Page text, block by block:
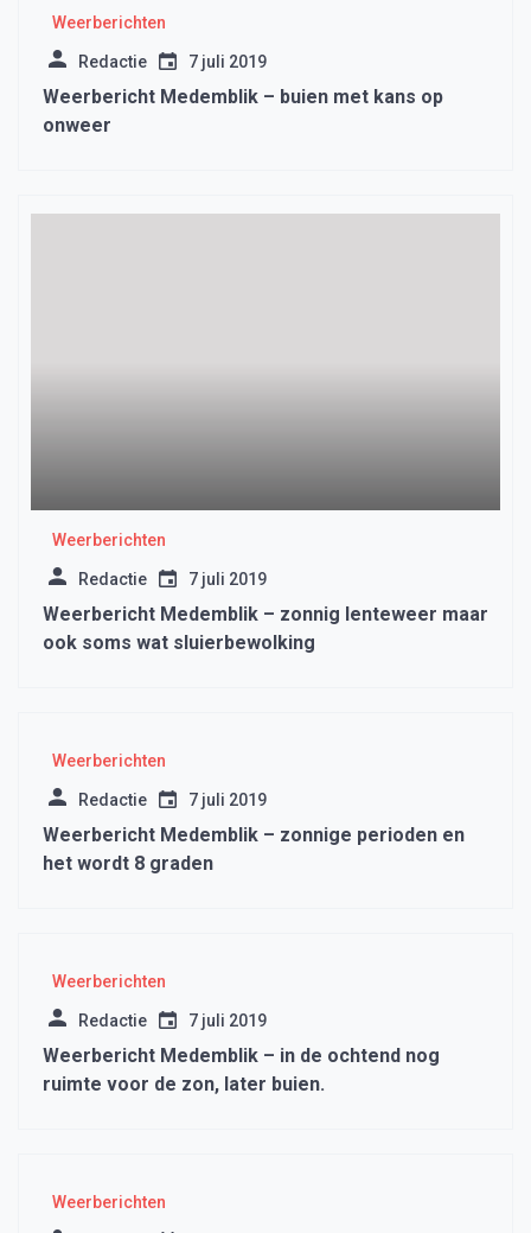
Weerberichten
Redactie 7 juli 2019
Weerbericht Medemblik – buien met kans op
onweer
Weerberichten
Redactie 7 juli 2019
Weerbericht Medemblik – zonnig lenteweer maar
ook soms wat sluierbewolking
Weerberichten
Redactie 7 juli 2019
Weerbericht Medemblik – zonnige perioden en
het wordt 8 graden
Weerberichten
Redactie 7 juli 2019
Weerbericht Medemblik – in de ochtend nog
ruimte voor de zon, later buien.
Weerberichten